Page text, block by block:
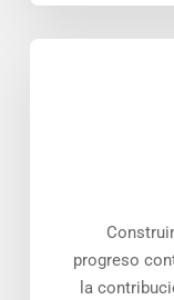
progreso
la